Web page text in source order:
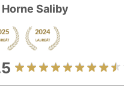
Horne Saliby